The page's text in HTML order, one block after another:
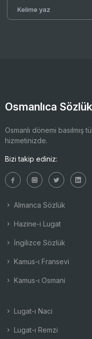
Osmanlıca
Osmanlı dönemi
hizmetinizde.
Bizi takip ediniz:
Almanca Sözlük
Hazine-i Lugat
İngilizce Sözlük
Kamus-ı Fransevi
Kamus-ı Osmani
Lugat-ı Naci
Lugat-ı Remzi